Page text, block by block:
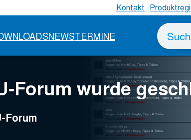
Kontakt
NEWSTERMINE
Suche
nach
Forum wurde
Forum